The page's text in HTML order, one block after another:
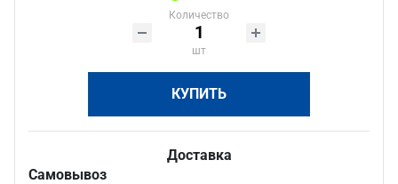
Количество
шт
КУПИТЬ
Доставка
Самовывоз